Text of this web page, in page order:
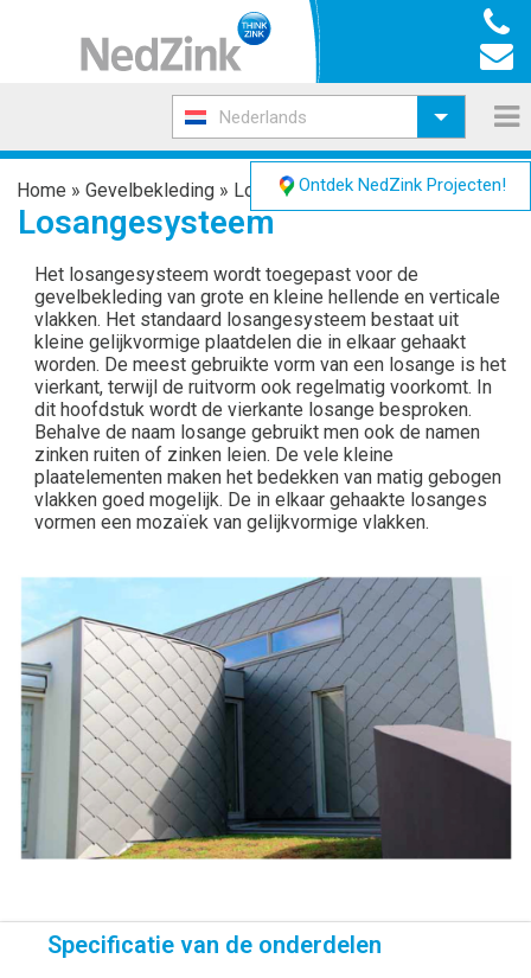
Nederlands
Home » Gevelbekleding » Losangesysteem
Losangesysteem
Het losangesysteem wordt toegepast voor de
gevelbekleding van grote en kleine hellende en verticale
vlakken. Het standaard losangesysteem bestaat uit
kleine gelijkvormige plaatdelen die in elkaar gehaakt
worden. De meest gebruikte vorm van een losange is het
vierkant, terwijl de ruitvorm ook regelmatig voorkomt. In
dit hoofdstuk wordt de vierkante losange besproken.
Behalve de naam losange gebruikt men ook de namen
zinken ruiten of zinken leien. De vele kleine
plaatelementen maken het bedekken van matig gebogen
vlakken goed mogelijk. De in elkaar gehaakte losanges
vormen een mozaïek van gelijkvormige vlakken.
Specificatie van de onderdelen
Ontdek NedZink Projecten!